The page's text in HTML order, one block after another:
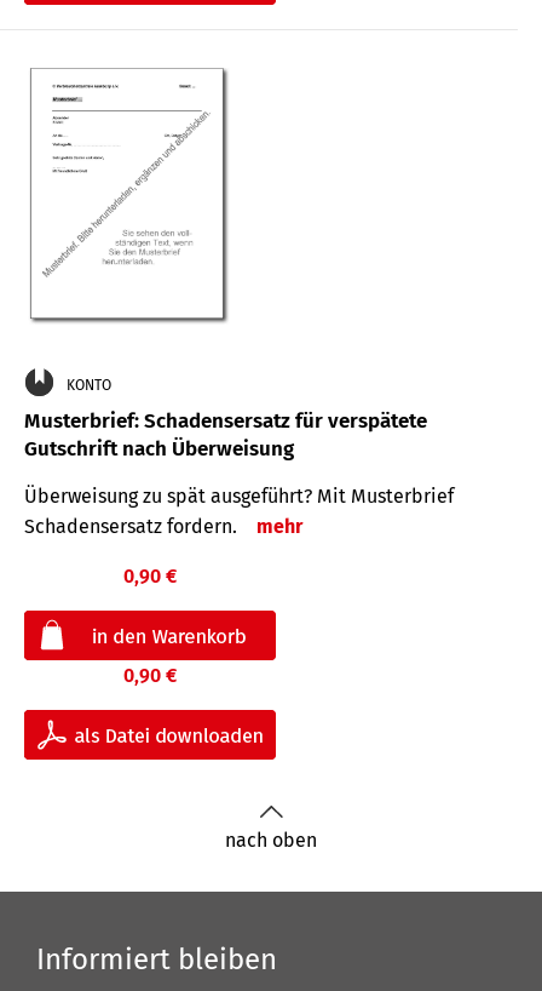
KONTO
Musterbrief: Schadensersatz für verspätete
Gutschrift nach Überweisung
Überweisung zu spät ausgeführt? Mit Musterbrief
Schadensersatz fordern.
mehr
0,90 €
0,90 €
nach oben
Informiert bleiben